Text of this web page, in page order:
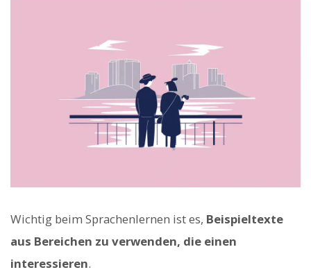
Wichtig beim Sprachenlernen ist es, Beispieltexte
aus Bereichen zu verwenden, die einen
interessieren.